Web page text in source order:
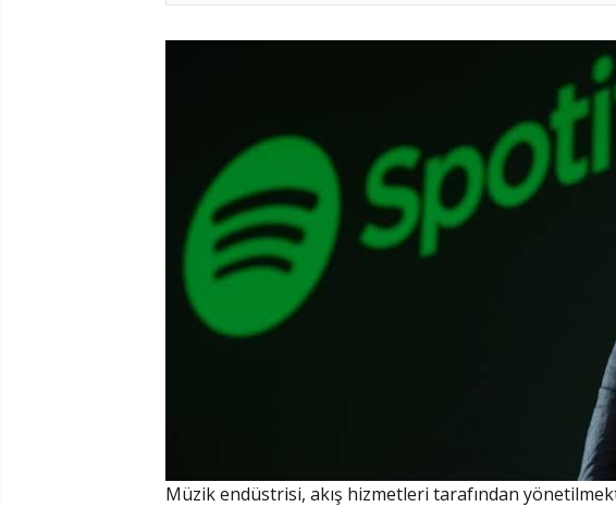
Müzik endüstrisi, akış hizmetleri tarafından